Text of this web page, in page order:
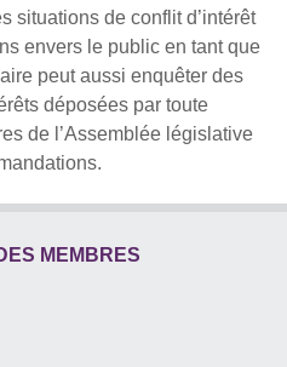
DE
situations de conflit d’intérêt
envers le public en tant que
peut aussi enquêter des
déposées par toute
de l’Assemblée législative
MEMBRES